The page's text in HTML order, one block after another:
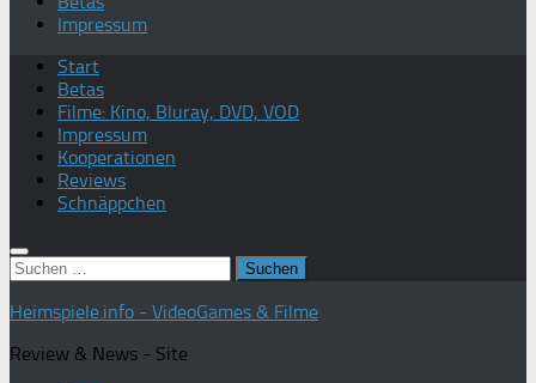
Impressum
Start
Betas
Filme: Kino, Bluray, DVD, VOD
Impressum
Kooperationen
Reviews
Schnäppchen
Suchen
nach:
Heimspiele.info - VideoGames & Filme
Review & News - Site